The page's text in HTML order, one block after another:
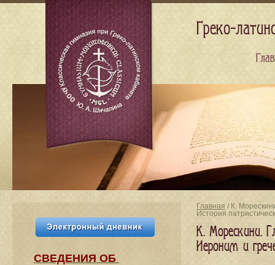
Главная / К.
История
К. Морескини.
Иероним и
СВЕДЕНИЯ​ ОБ
Греко-